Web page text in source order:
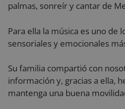
palmas, sonreír y cantar de
Para ella la música es uno de
sensoriales y emocionales
Su familia compartió con
información y, gracias a ella,
mantenga una buena
Cookies
Cookies de
Cookies de
Las cookies estrictamente
funcionalidad principal del
de sesión de usuario y la